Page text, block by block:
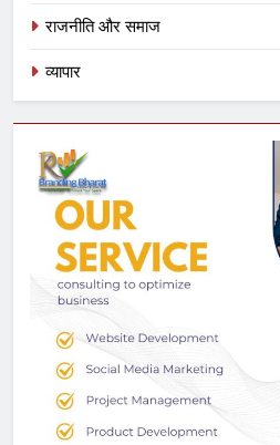
राजनीति और समाज
व्यापार